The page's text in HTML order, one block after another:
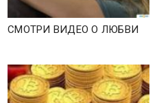
СМОТРИ ВИДЕО О ЛЮБВИ